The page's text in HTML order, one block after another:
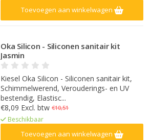
Toevoegen aan winkelwagen
Oka Silicon - Siliconen sanitair kit
Jasmin
Kiesel Oka Silicon - Siliconen sanitair kit,
Schimmelwerend, Verouderings- en UV
bestendig, Elastisc...
€8,09 Excl. btw €10,51
Beschikbaar
Toevoegen aan winkelwagen